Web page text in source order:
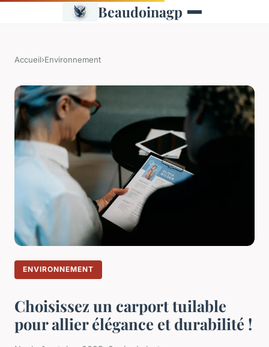
Beaudoinagp
Accueil›Environnement
ENVIRONNEMENT
Choisissez un carport tuilable
pour allier élégance et durabilité !